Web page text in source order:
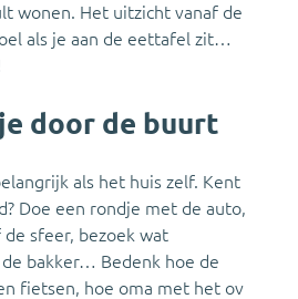
wonen. Het uitzicht vanaf de
als je aan de eettafel zit…
door de buurt
als het huis zelf. Kent
Doe een rondje met de auto,
sfeer, bezoek wat
bakker… Bedenk hoe de
fietsen, hoe oma met het ov